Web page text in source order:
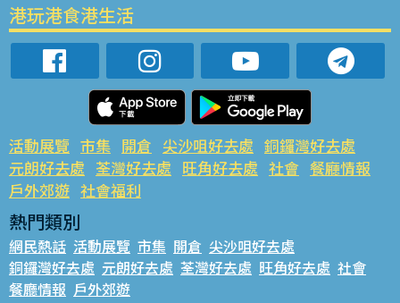
港玩港食港生活
活動展覽 市集 開倉 尖沙咀好去處 銅鑼灣好去處
元朗好去處 荃灣好去處 旺角好去處 社會 餐廳情報
戶外郊遊 社會福利
熱門類別
網民熱話 活動展覽 市集 開倉 尖沙咀好去處
銅鑼灣好去處 元朗好去處 荃灣好去處 旺角好去處 社會
餐廳情報 戶外郊遊